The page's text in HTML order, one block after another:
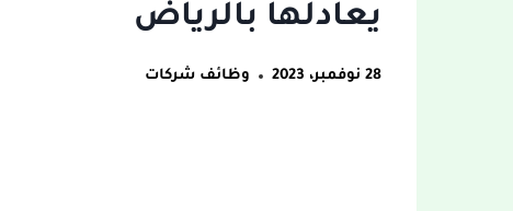
يعادلها بالرياض
28 نوفمبر، 2023 وظائف شركات